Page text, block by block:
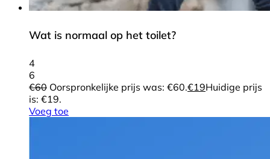
Wat is normaal op het toilet?
4
6
€60 Oorspronkelijke prijs was: €60.€19Huidige prijs
is: €19.
Voeg toe